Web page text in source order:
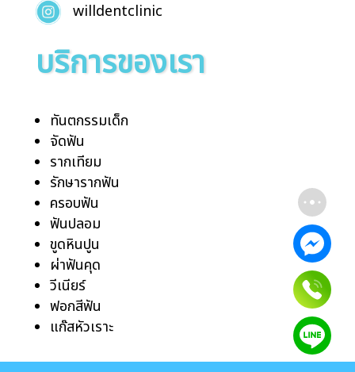
willdentclinic
บริการของเรา
ทันตกรรมเด็ก
จัดฟัน
รากเทียม
รักษารากฟัน
ครอบฟัน
ฟันปลอม
ขูดหินปูน
ผ่าฟันคุด
วีเนียร์
ฟอกสีฟัน
แก๊สหัวเราะ